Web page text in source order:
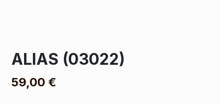
ALIAS (03022)
59,00 €